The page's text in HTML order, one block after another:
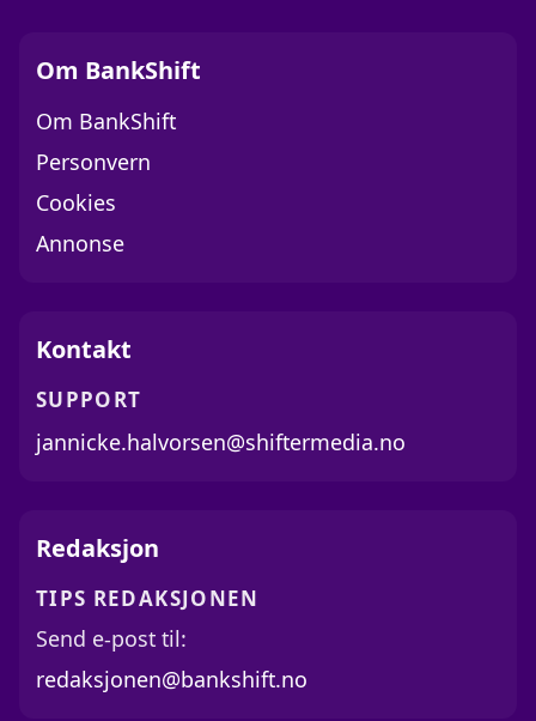
Om BankShift
Om BankShift
Personvern
Cookies
Annonse
Kontakt
SUPPORT
jannicke.halvorsen@shiftermedia.no
Redaksjon
TIPS REDAKSJONEN
Send e-post til:
redaksjonen@bankshift.no